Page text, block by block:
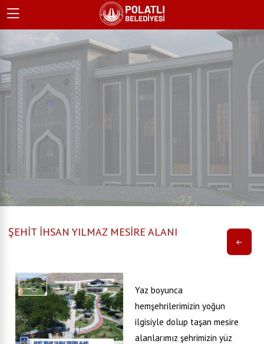
ŞEHİT İHSAN YILMAZ MESİRE ALANI
Yaz boyunca
hemşehrilerimizin yoğun
ilgisiyle dolup taşan mesire
alanlarımız şehrimizin yüz